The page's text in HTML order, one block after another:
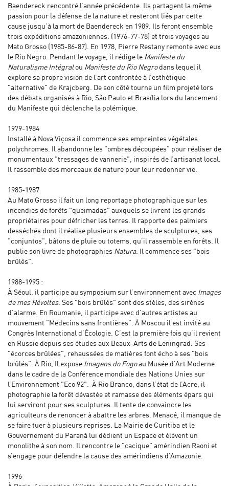
Baendereck rencontré l’année précédente. Ils partagent la même
passion pour la défense de la nature et resteront liés par cette
cause jusqu’à la mort de Baendereck en 1989. Ils feront ensemble
trois expéditions amazoniennes. (1976-77-78) et trois voyages au
Mato Grosso (1985-86-87). En 1978, Pierre Restany remonte avec eux
le Rio Negro. Pendant le voyage, il rédige le Manifeste du
Naturalisme Intégralou Manifeste du Rio Negrodans lequel il
explore sa propre vision de l’art confrontée à l’esthétique
"alternative" de Krajcberg. De son côté tourne un film projeté lors
des débats organisés à Rio, São Paulo et Brasília lors du lancement
du Manifeste qui déclenche la polémique.
1979-1984
Installé à Nova Viçosa il commence ses empreintes végétales
polychromes. Il abandonne les "ombres découpées" pour réaliser de
monumentaux "tressages de vannerie", inspirés de l’artisanat local.
Il rassemble des morceaux de nature pour leur redonner vie.
1985-1987
Au Mato Grosso il fait un long reportage photographique sur les
incendies de forêts "queimadas" auxquels se livrent les grands
propriétaires pour défricher les terres. Il rapporte des palmiers
desséchés dont il réalise plusieurs ensembles de sculptures, ses
"conjuntos", bâtons de pluie ou totems, qu’il rassemble en forêts. Il
publie son livre de photographies Natura. Il commence ses "bois
brûlés".
1988-1995 :
À Séoul, il participe au symposium sur l’environnement avec Images
de mes Révoltes. Ses "bois brûlés" sont des stèles, des sirènes
d’alarme. En Roumanie, il participe avec d’autres artistes au
mouvement "Médecins sans frontières". À Moscou il est invité au
Congrès International d’Écologie. C’est la première fois qu’il revient
en Russie depuis ses études aux Beaux-Arts de Leningrad. Ses
"écorces brûlées", rehaussées de matières font écho à ses "bois
brûlés". À Rio, Il expose Imagens do Fogoau Musée d’Art Moderne
dans le cadre de la Conférence mondiale des Nations Unies sur
l’Environnement "Eco 92". À Rio Branco, dans l’état de l’Acre, il
photographie la forêt dévastée et ramasse des éléments épars qui
lui serviront pour ses sculptures. Il tente de convaincre les
agriculteurs de renoncer à abattre les arbres. Menacé, il manque de
se faire tuer à plusieurs reprises. La Mairie de Curitiba et le
Gouvernement du Paraná lui dédient un Espace et élèvent un
monolithe à son nom. Il rencontre le "cacique" amérindien Raoni et
s’engage pour défendre la cause des amérindiens d’Amazonie.
1996